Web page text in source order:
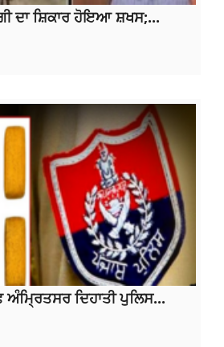
ਦਾ ਸ਼ਿਕਾਰ ਹੋਇਆ ਸ਼ਖਸ;...
ਅੰਮ੍ਰਿਤਸਰ ਦਿਹਾਤੀ ਪੁਲਿਸ...